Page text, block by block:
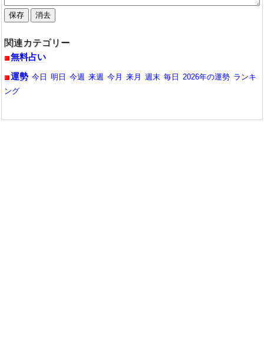
関連カテゴリー
無料占い
運勢 今日 明日 今週 来週 今月 来月 週末 毎日 2026年の運勢 ランキ
ング